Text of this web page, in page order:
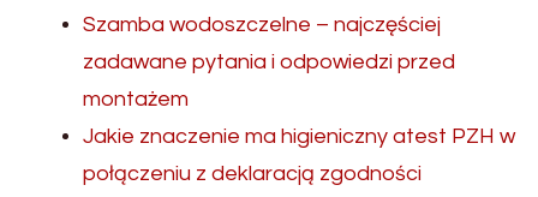
Szamba wodoszczelne – najczęściej
zadawane pytania i odpowiedzi przed
montażem
Jakie znaczenie ma higieniczny atest PZH w
połączeniu z deklaracją zgodności